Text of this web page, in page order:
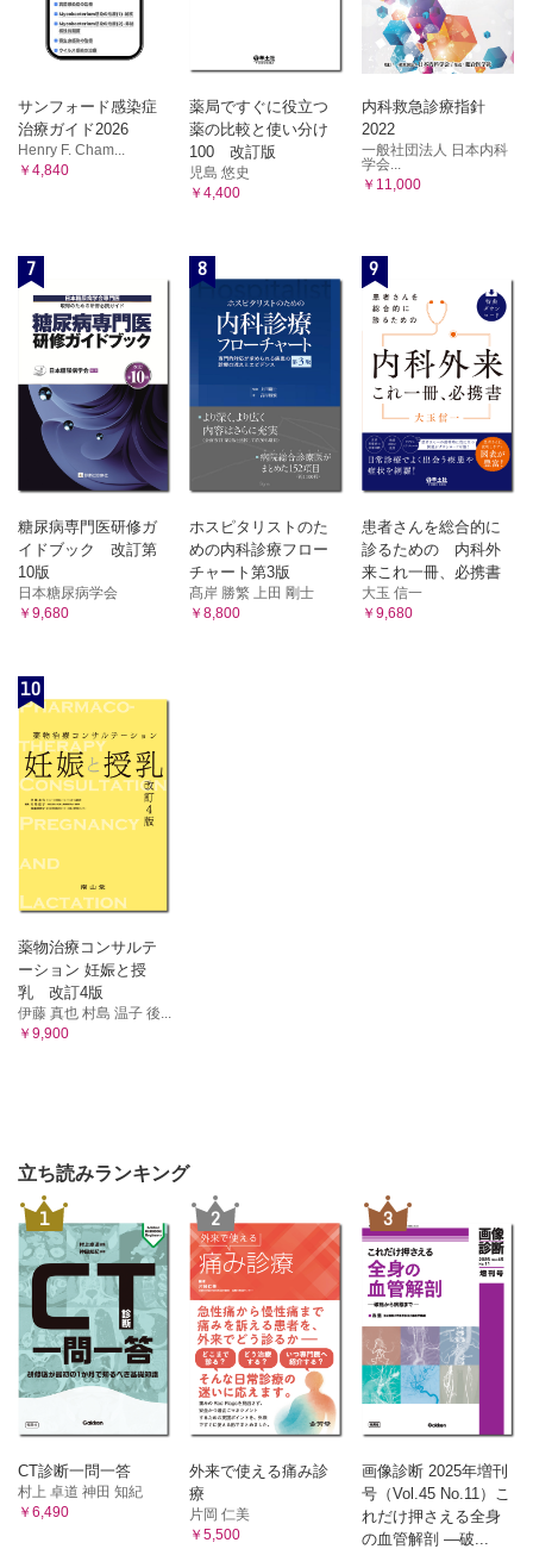
サンフォード感染症
治療ガイド2026
Henry F. Cham...
￥4,840
薬局ですぐに役立つ
薬の比較と使い分け
100 改訂版
児島 悠史
￥4,400
内科救急診療指針
2022
一般社団法人 日本内科
学会...
￥11,000
7
糖尿病専門医研修ガ
イドブック 改訂第
10版
日本糖尿病学会
￥9,680
8
ホスピタリストのた
めの内科診療フロー
チャート第3版
髙岸 勝繁 上田 剛士
￥8,800
9
患者さんを総合的に
診るための 内科外
来これ一冊、必携書
大玉 信一
￥9,680
10
薬物治療コンサルテ
ーション 妊娠と授
乳 改訂4版
伊藤 真也 村島 温子 後...
￥9,900
立ち読みランキング
1
CT診断一問一答
村上 卓道 神田 知紀
￥6,490
2
外来で使える痛み診
療
片岡 仁美
￥5,500
3
画像診断 2025年増刊
号（Vol.45 No.11）こ
れだけ押さえる全身
の血管解剖 ―破...